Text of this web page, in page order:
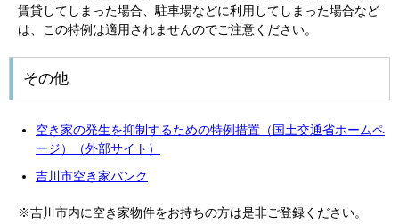
賃貸してしまった場合、駐車場などに利用してしまった場合など
は、この特例は適用されませんのでご注意ください。
その他
空き家の発生を抑制するための特例措置（国土交通省ホームペ
ージ）（外部サイト）
吉川市空き家バンク
※吉川市内に空き家物件をお持ちの方は是非ご登録ください。